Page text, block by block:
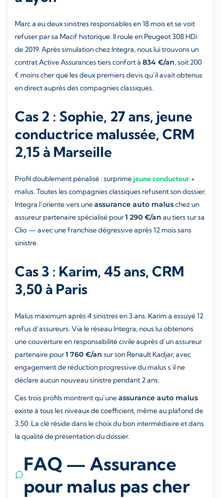
Marc a eu deux sinistres responsables en 18 mois et se voit
refuser par sa Macif historique. Il roule en Peugeot 308 HDi
de 2019. Après simulation chez Integra, nous lui trouvons un
contrat Active Assurances tiers confort à 834 €/an, soit 200
€ moins cher que les deux premiers devis qu’il avait obtenus
en direct auprès des compagnies classiques.
Cas 2 : Sophie, 27 ans, jeune
conductrice malussée, CRM
2,15 à Marseille
Profil doublement pénalisé : surprimejeune conducteur +
malus. Toutes les compagnies classiques refusent son dossier.
Integra l’oriente vers uneassurance auto maluschez un
assureur partenaire spécialisé pour1 290 €/an au tiers sur sa
Clio — avec une franchise dégressive après 12 mois sans
sinistre.
Cas 3 : Karim, 45 ans, CRM
3,50 à Paris
Malus maximum après 4 sinistres en 3 ans. Karim a essuyé 12
refus d’assureurs. Via le réseau Integra, nous lui obtenons
une couverture en responsabilité civile auprès d’un assureur
partenaire pour1 760 €/an sur son Renault Kadjar, avec
engagement de réduction progressive du malus s’il ne
déclare aucun nouveau sinistre pendant 2 ans.
Ces trois profils montrent qu’uneassurance auto malus
existe à tous les niveaux de coefficient, même au plafond de
3,50. La clé réside dans le choix du bon intermédiaire et dans
la qualité de présentation du dossier.
FAQ — Assurance
pour malus pas cher